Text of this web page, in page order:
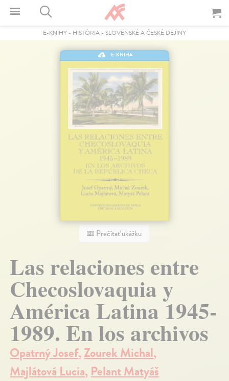
E-KNIHY - HISTÓRIA - SLOVENSKÉ A ČESKÉ DEJINY
E-KNIHA
Prečítať ukážku
Las relaciones entre
Checoslovaquia y
América Latina 1945-
1989. En los archivos
Opatrný Josef,Zourek Michal,
Majlátová Lucia, Pelant Matyáš